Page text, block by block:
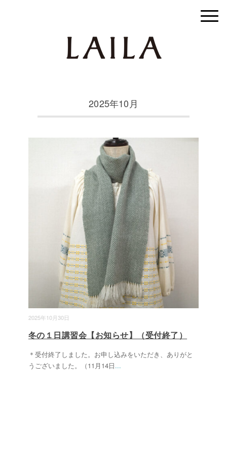
2025年10月
2025年10月30日
冬の１日講習会【お知らせ】（受付終了）
＊受付終了しました。お申し込みをいただき、ありがと
うございました。（11月14日...